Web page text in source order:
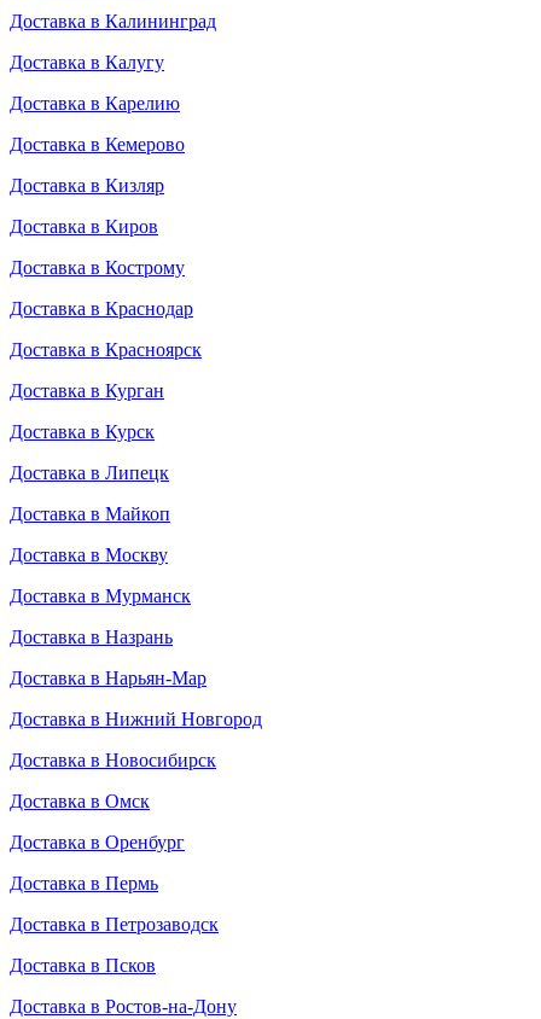
Доставка в Калининград
Доставка в Калугу
Доставка в Карелию
Доставка в Кемерово
Доставка в Кизляр
Доставка в Киров
Доставка в Кострому
Доставка в Краснодар
Доставка в Красноярск
Доставка в Курган
Доставка в Курск
Доставка в Липецк
Доставка в Майкоп
Доставка в Москву
Доставка в Мурманск
Доставка в Назрань
Доставка в Нарьян-Мар
Доставка в Нижний Новгород
Доставка в Новосибирск
Доставка в Омск
Доставка в Оренбург
Доставка в Пермь
Доставка в Петрозаводск
Доставка в Псков
Доставка в Ростов-на-Дону